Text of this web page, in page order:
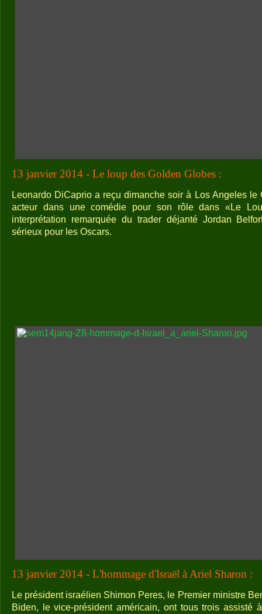
13 janvier 2014 - Le loup des Golden Globes :
Leonardo DiCaprio a reçu dimanche soir à Los Angeles le
acteur dans une comédie pour son rôle dans «Le
interprétation remarquée du trader déjanté Jordan
sérieux pour les Oscars.
13 janvier 2014 - L'hommage d'Israël à Ariel Sharon :
Le président israélien Shimon Peres, le Premier ministre
Biden, le vice-président américain, ont tous trois assisté